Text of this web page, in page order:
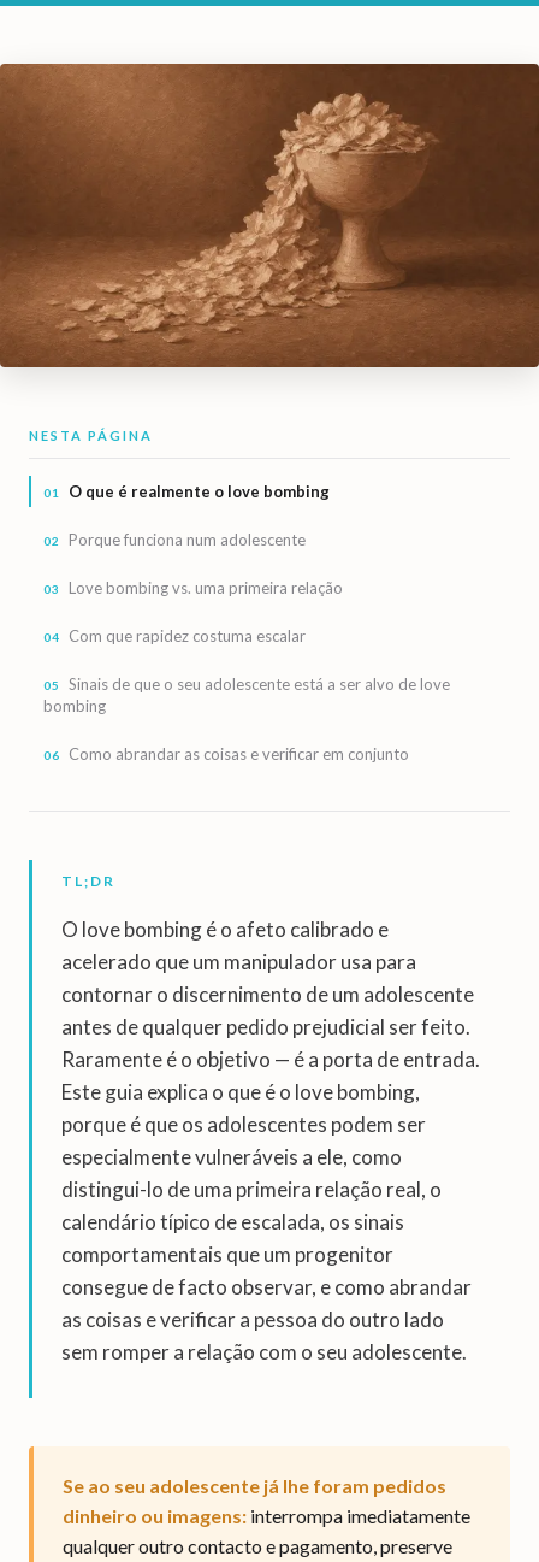
NESTA PÁGINA
O que é realmente o love bombing
Porque funciona num adolescente
Love bombing vs. uma primeira relação
Com que rapidez costuma escalar
Sinais de que o seu adolescente está a ser alvo de love
bombing
Como abrandar as coisas e verificar em conjunto
TL;DR
O love bombing é o afeto calibrado e
acelerado que um manipulador usa para
contornar o discernimento de um adolescente
antes de qualquer pedido prejudicial ser feito.
Raramente é o objetivo — é a porta de entrada.
Este guia explica o que é o love bombing,
porque é que os adolescentes podem ser
especialmente vulneráveis a ele, como
distingui-lo de uma primeira relação real, o
calendário típico de escalada, os sinais
comportamentais que um progenitor
consegue de facto observar, e como abrandar
as coisas e verificar a pessoa do outro lado
sem romper a relação com o seu adolescente.
Se ao seu adolescente já lhe foram pedidos
dinheiro ou imagens: interrompa imediatamente
qualquer outro contacto e pagamento, preserve